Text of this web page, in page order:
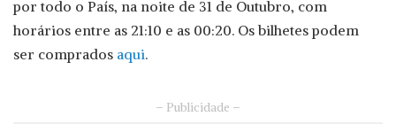
por todo o País, na noite de 31 de Outubro, com
horários entre as 21:10 e as 00:20. Os bilhetes podem
ser comprados aqui.
– Publicidade –